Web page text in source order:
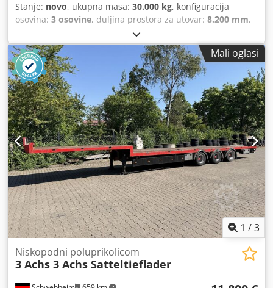
Stanje: novo, ukupna masa: 30.000 kg, konfiguracija
osovina: 3 osovine, duljina prostora za utovar: 8.200 mm,
, dimenzija gume:235 / 75 R 17,5
vrsta prijenosa:drugo, veličina prednje gume:235 / 75 R
17,5, veličina stražnje gume: 235 / 75 R 17,5, vozačeva
kabina:drugo, emisijska klasa:nijedan, gorivo:
Oprema:ABS, komprimirani zračni kočioni sustav,
Mali oglasi
1 /3
Niskopodni poluprikolicom
3 Achs 3 Achs Satteltieflader